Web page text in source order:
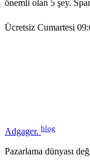
önemli olan 5 şey.
Ücretsiz Cumartesi
Adgager. blog
Pazarlama dünyası